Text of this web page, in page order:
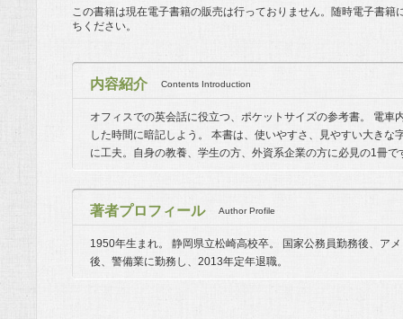
この書籍は現在電子書籍の販売は行っておりません。 随時電子書籍
ちください。
内容紹介 Contents Introduction
オフィスでの英会話に役立つ、ポケットサイズの参考書。 電車
した時間に暗記しよう。 本書は、使いやすさ、見やすい大きな
に工夫。自身の教養、学生の方、外資系企業の方に必見の1冊で
著者プロフィール Author Profile
1950年生まれ。 静岡県立松崎高校卒。 国家公務員勤務後、ア
後、警備業に勤務し、2013年定年退職。